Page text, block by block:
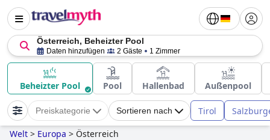
Österreich, Beheizter Pool
Daten hinzufügen 2 Gäste 1 Zimmer
Beheizter Pool Pool Hallenbad Außenpool
Preiskategorie Sortieren nach Tirol
Welt > Europa > Österreich